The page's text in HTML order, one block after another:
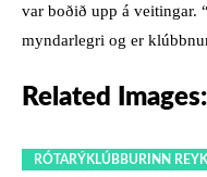
var boðið upp á veitingar.
myndarlegri og er
Related Images:
RÓTARÝKLÚBBURINN